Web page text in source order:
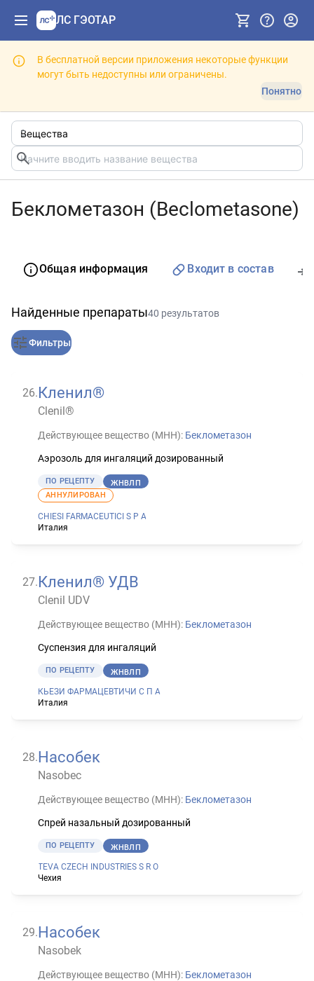
ЛС ГЭОТАР
В бесплатной версии приложения некоторые функции
могут быть недоступны или ограничены.
Понятно
Беклометазон (Beclometasone)
Общая информация Входит в состав
Найденные препараты40 результатов
Фильтры
26.Кленил®
Clenil®
Действующее вещество (МНН): Беклометазон
Аэрозоль для ингаляций дозированный
ПО РЕЦЕПТУ ЖНВЛП
CHIESI FARMACEUTICI S P A
Италия
АННУЛИРОВАН
27.Кленил® УДВ
Clenil UDV
Действующее вещество (МНН): Беклометазон
Суспензия для ингаляций
ПО РЕЦЕПТУ ЖНВЛП
КЬЕЗИ ФАРМАЦЕВТИЧИ С П А
Италия
28.Насобек
Nasobec
Действующее вещество (МНН): Беклометазон
Спрей назальный дозированный
ПО РЕЦЕПТУ ЖНВЛП
TEVA CZECH INDUSTRIES S R O
Чехия
29.Насобек
Nasobek
Действующее вещество (МНН): Беклометазон